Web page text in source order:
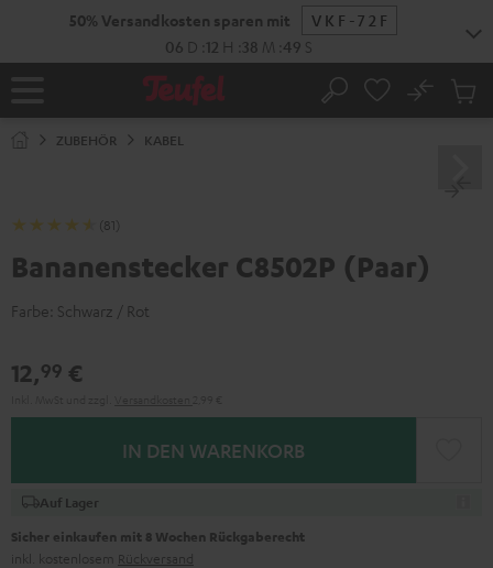
50% Versandkosten sparen mit
VKF-72F
06 D 12 H 38 M 49 S
Startseite Suche
No
ZUBEHÖR KABEL
(81)
Bananenstecker C8502P (Paar)
Farbe: Schwarz / Rot
12,99 €
IN DEN WARENKORB
Auf Lager
Sicher einkaufen mit 8 Wochen Rückgaberecht
inkl. kostenlosem Rückversand